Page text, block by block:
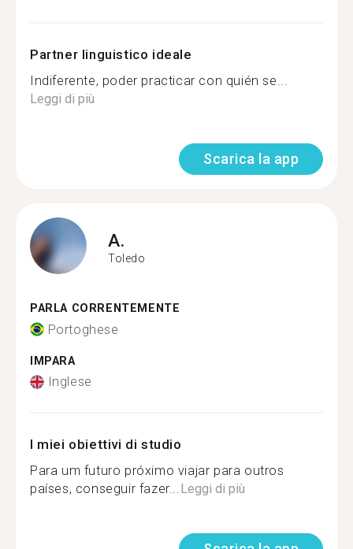
Partner linguistico ideale
Indiferente, poder practicar con quién se...
Leggi di più
Scarica la app
A.
Toledo
PARLA CORRENTEMENTE
Portoghese
IMPARA
Inglese
I miei obiettivi di studio
Para um futuro próximo viajar para outros
países, conseguir fazer...Leggi di più